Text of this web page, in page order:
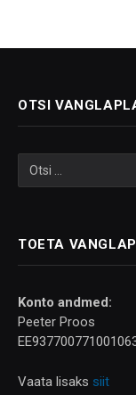
OTSI
TOETA
Konto andmed:
Peeter Proos
Vaata lisaks siit